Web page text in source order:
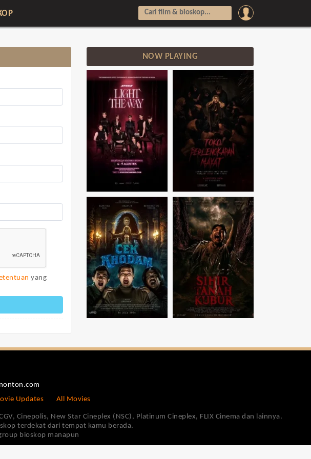
yang
NOW PLAYING
Updates All Movies
Cinepolis, New Star Cineplex (NSC), Platinum Cineplex, FLIX Cinema dan lainnya.
terdekat dari tempat kamu berada.
bioskop manapun